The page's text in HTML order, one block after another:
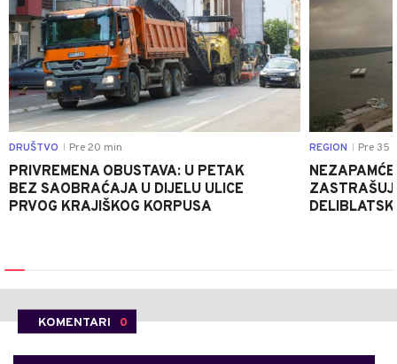
DRUŠTVO Pre 20 min
PRIVREMENA OBUSTAVA: U PETAK
BEZ SAOBRAĆAJA U DIJELU ULICE
PRVOG KRAJIŠKOG KORPUSA
REGION Pre 35
KOMENTARI 0